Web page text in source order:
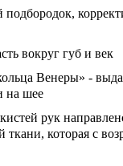
подбородок,
вокруг губ и век
Венеры» -
на шее
рук
которая с